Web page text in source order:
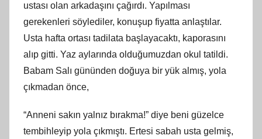
ustası olan arkadaşını çağırdı. Yapılması
gerekenleri söylediler, konuşup fiyatta anlaştılar.
Usta hafta ortası tadilata başlayacaktı, kaporasını
alıp gitti. Yaz aylarında olduğumuzdan okul tatildi.
Babam Salı gününden doğuya bir yük almış, yola
çıkmadan önce,
“Anneni sakın yalnız bırakma!” diye beni güzelce
tembihleyip yola çıkmıştı. Ertesi sabah usta gelmiş,